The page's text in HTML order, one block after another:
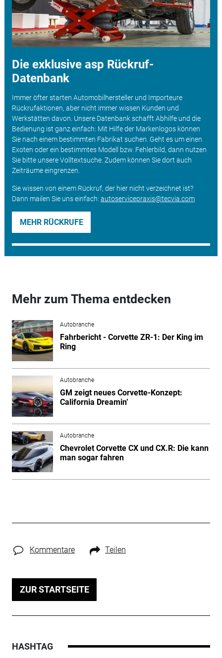
Die exklusive asp Rückruf-
Datenbank
Immer öfter starten Automobilhersteller und Importeure
Rückrufaktionen, aber nicht immer wissen Kunden und
Werkstätten davon. Unsere Datenbank schafft Abhilfe und die
Bedienung ist ganz einfach: Mit Hilfe der Markenlogos können
Sie nach einem bestimmten Fabrikat suchen. Geht es um einen
Exoten oder ein bestimmtes Modell bzw. Fehlerbild, dann nutzen
Sie bitte unsere Volltextsuche. Zudem können Sie dort auch
Zeiträume eingrenzen.
Sie wissen von einem Rückruf, der hier nicht verzeichnet ist?
Dann mailen Sie uns einfach: autoservicepraxis@tecvia.com
MEHR RÜCKRUFE
Mehr zum Thema entdecken
Autobranche
Fahrbericht - Corvette ZR-1: Der King im
Ring
Autobranche
GM zeigt neues Corvette-Konzept:
California Dreamin’
Autobranche
Chevrolet Corvette CX und CX.R: Die kann
man sogar fahren
Kommentare Teilen
ZUR STARTSEITE
HASHTAG